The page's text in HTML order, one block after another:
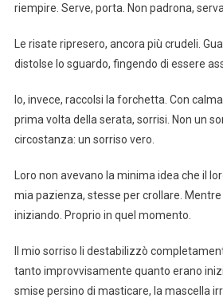
riempire. Serve, porta. Non padrona,
Le risate ripresero, ancora più crudeli.
distolse lo sguardo, fingendo di essere
Io, invece, raccolsi la forchetta. Con
prima volta della serata, sorrisi. Non un
circostanza: un sorriso vero.
Loro non avevano la minima idea che il
mia pazienza, stesse per crollare.
iniziando. Proprio in quel momento.
Il mio sorriso li destabilizzò
tanto improvvisamente quanto erano
smise persino di masticare, la mascella